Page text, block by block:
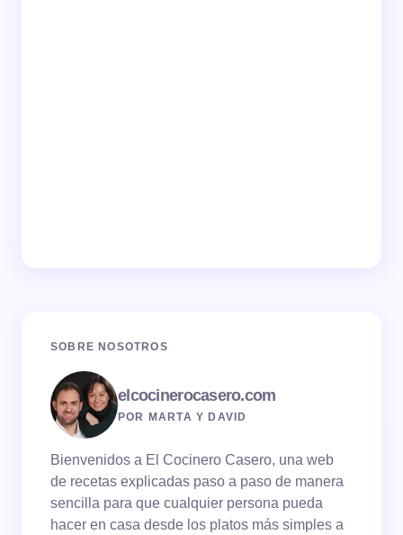
SOBRE NOSOTROS
elcocinerocasero.com
POR MARTA Y DAVID
Bienvenidos a El Cocinero Casero, una web
de recetas explicadas paso a paso de manera
sencilla para que cualquier persona pueda
hacer en casa desde los platos más simples a